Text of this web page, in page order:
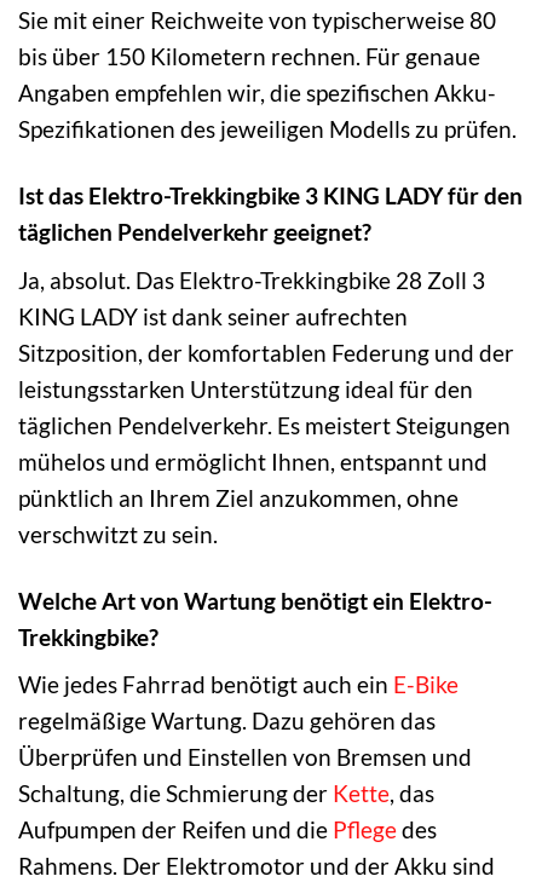
Sie mit einer Reichweite von typischerweise 80
bis über 150 Kilometern rechnen. Für genaue
Angaben empfehlen wir, die spezifischen Akku-
Spezifikationen des jeweiligen Modells zu prüfen.
Ist das Elektro-Trekkingbike 3 KING LADY für den
täglichen Pendelverkehr geeignet?
Ja, absolut. Das Elektro-Trekkingbike 28 Zoll 3
KING LADY ist dank seiner aufrechten
Sitzposition, der komfortablen Federung und der
leistungsstarken Unterstützung ideal für den
täglichen Pendelverkehr. Es meistert Steigungen
mühelos und ermöglicht Ihnen, entspannt und
pünktlich an Ihrem Ziel anzukommen, ohne
verschwitzt zu sein.
Welche Art von Wartung benötigt ein Elektro-
Trekkingbike?
Wie jedes Fahrrad benötigt auch ein E-Bike
regelmäßige Wartung. Dazu gehören das
Überprüfen und Einstellen von Bremsen und
Schaltung, die Schmierung der Kette, das
Aufpumpen der Reifen und die Pflegedes
Rahmens. Der Elektromotor und der Akku sind